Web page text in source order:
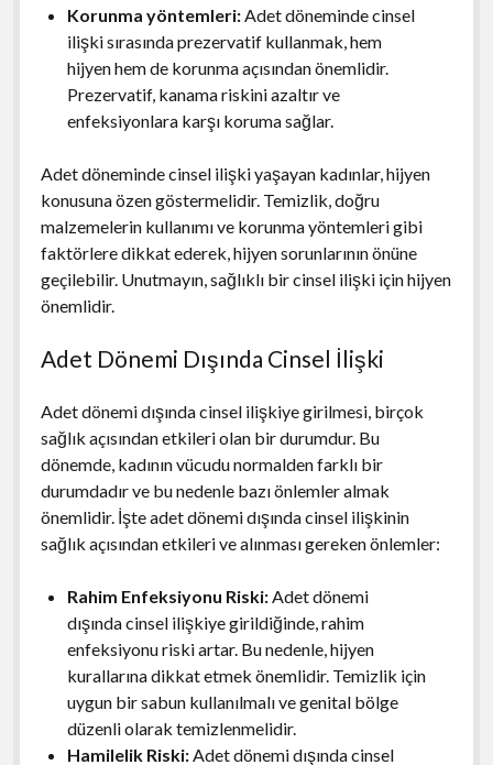
Korunma yöntemleri:Adet döneminde cinsel
ilişki sırasında prezervatif kullanmak, hem
hijyen hem de korunma açısından önemlidir.
Prezervatif, kanama riskini azaltır ve
enfeksiyonlara karşı koruma sağlar.
Adet döneminde cinsel ilişki yaşayan kadınlar, hijyen
konusuna özen göstermelidir. Temizlik, doğru
malzemelerin kullanımı ve korunma yöntemleri gibi
faktörlere dikkat ederek, hijyen sorunlarının önüne
geçilebilir. Unutmayın, sağlıklı bir cinsel ilişki için hijyen
önemlidir.
Adet Dönemi Dışında Cinsel İlişki
Adet dönemi dışında cinsel ilişkiye girilmesi, birçok
sağlık açısından etkileri olan bir durumdur. Bu
dönemde, kadının vücudu normalden farklı bir
durumdadır ve bu nedenle bazı önlemler almak
önemlidir. İşte adet dönemi dışında cinsel ilişkinin
sağlık açısından etkileri ve alınması gereken önlemler:
Rahim Enfeksiyonu Riski:Adet dönemi
dışında cinsel ilişkiye girildiğinde, rahim
enfeksiyonu riski artar. Bu nedenle, hijyen
kurallarına dikkat etmek önemlidir. Temizlik için
uygun bir sabun kullanılmalı ve genital bölge
düzenli olarak temizlenmelidir.
Hamilelik Riski:Adet dönemi dışında cinsel